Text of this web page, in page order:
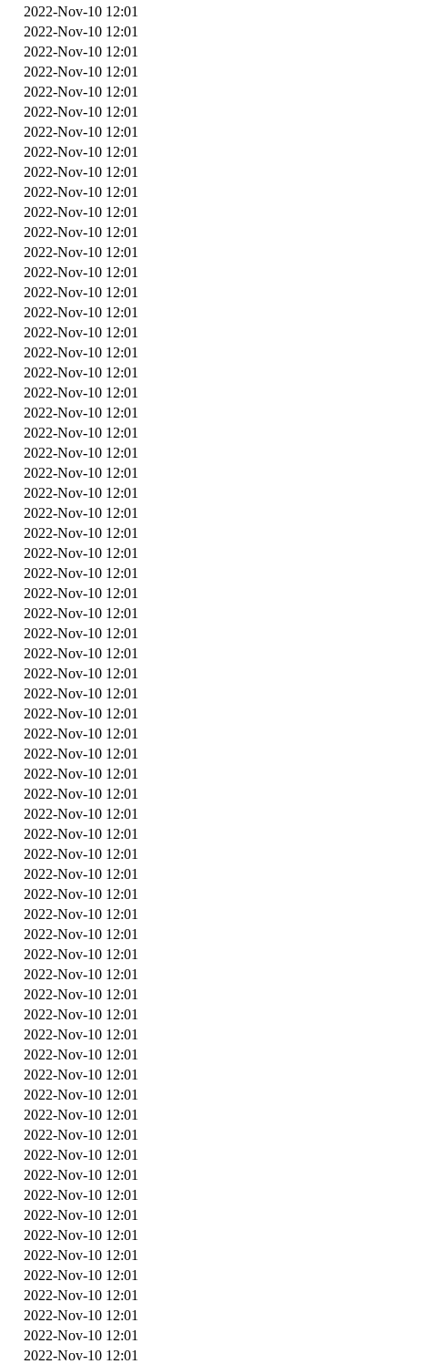
2022-Nov-10 12:01
2022-Nov-10 12:01
2022-Nov-10 12:01
2022-Nov-10 12:01
2022-Nov-10 12:01
2022-Nov-10 12:01
2022-Nov-10 12:01
2022-Nov-10 12:01
2022-Nov-10 12:01
2022-Nov-10 12:01
2022-Nov-10 12:01
2022-Nov-10 12:01
2022-Nov-10 12:01
2022-Nov-10 12:01
2022-Nov-10 12:01
2022-Nov-10 12:01
2022-Nov-10 12:01
2022-Nov-10 12:01
2022-Nov-10 12:01
2022-Nov-10 12:01
2022-Nov-10 12:01
2022-Nov-10 12:01
2022-Nov-10 12:01
2022-Nov-10 12:01
2022-Nov-10 12:01
2022-Nov-10 12:01
2022-Nov-10 12:01
2022-Nov-10 12:01
2022-Nov-10 12:01
2022-Nov-10 12:01
2022-Nov-10 12:01
2022-Nov-10 12:01
2022-Nov-10 12:01
2022-Nov-10 12:01
2022-Nov-10 12:01
2022-Nov-10 12:01
2022-Nov-10 12:01
2022-Nov-10 12:01
2022-Nov-10 12:01
2022-Nov-10 12:01
2022-Nov-10 12:01
2022-Nov-10 12:01
2022-Nov-10 12:01
2022-Nov-10 12:01
2022-Nov-10 12:01
2022-Nov-10 12:01
2022-Nov-10 12:01
2022-Nov-10 12:01
2022-Nov-10 12:01
2022-Nov-10 12:01
2022-Nov-10 12:01
2022-Nov-10 12:01
2022-Nov-10 12:01
2022-Nov-10 12:01
2022-Nov-10 12:01
2022-Nov-10 12:01
2022-Nov-10 12:01
2022-Nov-10 12:01
2022-Nov-10 12:01
2022-Nov-10 12:01
2022-Nov-10 12:01
2022-Nov-10 12:01
2022-Nov-10 12:01
2022-Nov-10 12:01
2022-Nov-10 12:01
2022-Nov-10 12:01
2022-Nov-10 12:01
2022-Nov-10 12:01